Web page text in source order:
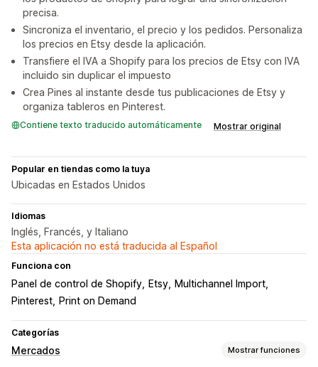
precisa.
Sincroniza el inventario, el precio y los pedidos. Personaliza
los precios en Etsy desde la aplicación.
Transfiere el IVA a Shopify para los precios de Etsy con IVA
incluido sin duplicar el impuesto
Crea Pines al instante desde tus publicaciones de Etsy y
organiza tableros en Pinterest.
Contiene texto traducido automáticamente Mostrar original
Popular en tiendas como la tuya
Ubicadas en Estados Unidos
Idiomas
Inglés, Francés, y Italiano
Esta aplicación no está traducida al Español
Funciona con
Panel de control de Shopify Etsy
Multichannel Import
Pinterest
Print on Demand
Categorías
Mercados Mostrar funciones